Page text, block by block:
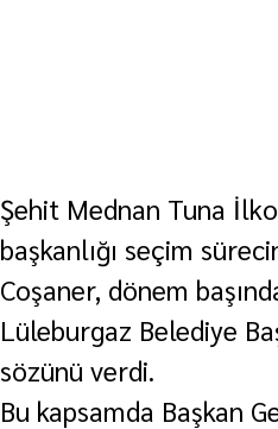
Şehit Mednan Tuna
başkanlığı seçim
Coşaner, dönem
Lüleburgaz Belediye
sözünü verdi.
Bu kapsamda Başkan